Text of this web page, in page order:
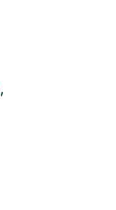
,